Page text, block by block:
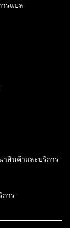
ารแปล
สินค้าและบริการ
การ